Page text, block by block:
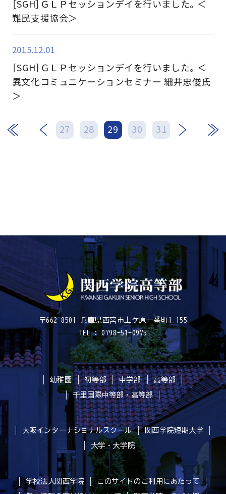
［SGH］ＧＬＰセッションデイを行いました。＜
難民支援協会＞
2015.12.01
［SGH］ＧＬＰセッションデイを行いました。＜
異文化コミュニケーションセミナー 細井忠俊氏
＞
27 28 29 30 31
次 最後
〒662-8501 兵庫県西宮市上ケ原一番町1-155
TEL : 0798-51-0975
幼稚園 初等部 中学部
高等部
千里国際中等部・高等部
大阪インターナショナルスクール
関西学院短期大学
大学・大学院
学校法人関西学院
このサイトのご利用にあたって